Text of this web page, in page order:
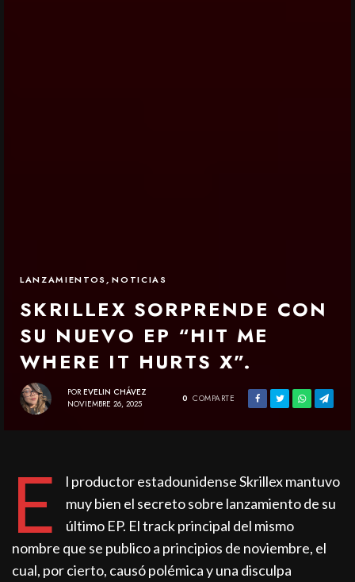
LANZAMIENTOS , NOTICIAS
SKRILLEX SORPRENDE CON
SU NUEVO EP “HIT ME
WHERE IT HURTS X”.
POR EVELIN CHÁVEZ
NOVIEMBRE 26, 2025
0 COMPARTE
E
l productor estadounidense Skrillex mantuvo
muy bien el secreto sobre lanzamiento de su
último EP. El track principal del mismo
nombre que se publico a principios de noviembre, el
cual, por cierto, causó polémica y una disculpa